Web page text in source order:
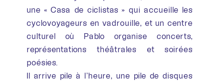
une « Casa de ciclistas » qui accueille les
cyclovoyageurs en vadrouille, et un centre
culturel où Pablo organise concerts,
représentations théâtrales et soirées
poésies.
Il arrive pile à l’heure, une pile de disques